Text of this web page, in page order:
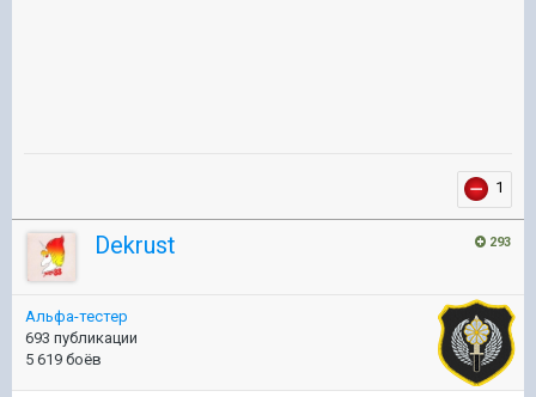
1
293
Dekrust
Альфа-тестер
693 публикации
5 619 боёв